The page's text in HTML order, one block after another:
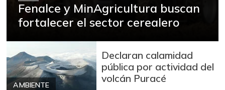
Fenalce y MinAgricultura buscan
fortalecer el sector cerealero
AMBIENTE
Declaran calamidad
pública por actividad del
volcán Puracé